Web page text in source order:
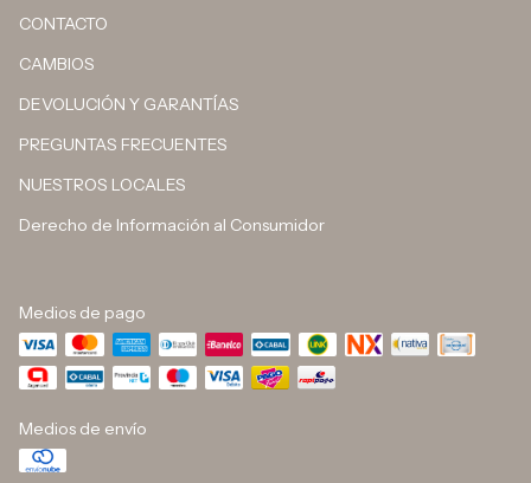
CONTACTO
CAMBIOS
DEVOLUCIÓN Y GARANTÍAS
PREGUNTAS FRECUENTES
NUESTROS LOCALES
Derecho de Información al Consumidor
Medios de pago
Medios de envío